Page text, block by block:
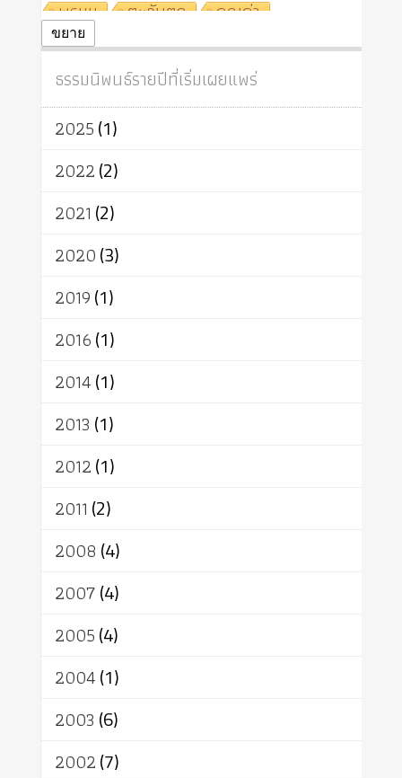
พรหม
ตะวันตก
คุณค่า
ปฏิจจสมุปบาท
ศาสนาประจำชาติ
อินเดีย
ผู้บริโภค
ธรรมาธิปไตย
จักร
การแยกรัฐกับศาสนา
ธรรมชาติ
เทคโนโลยี
สิทธิ
พุทธบริษัท
อัตถะ
เทวดา
ขยาย
ธรรมนิพนธ์รายปีที่เริ่มเผยแพร่
2025(1)
2022(2)
2021 (2)
2020(3)
2019(1)
2016(1)
2014(1)
2013 (1)
2012(1)
2011 (2)
2008 (4)
2007(4)
2005(4)
2004(1)
2003 (6)
2002(7)